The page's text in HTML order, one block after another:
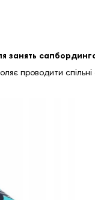
занять
проводити